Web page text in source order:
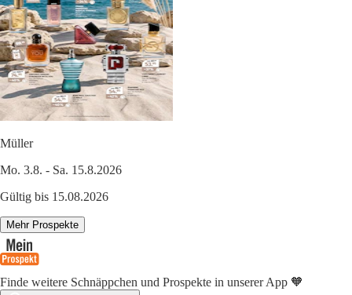
Müller
Mo. 3.8. - Sa. 15.8.2026
Gültig bis 15.08.2026
Mehr Prospekte
Finde weitere Schnäppchen und Prospekte in unserer App 🧡